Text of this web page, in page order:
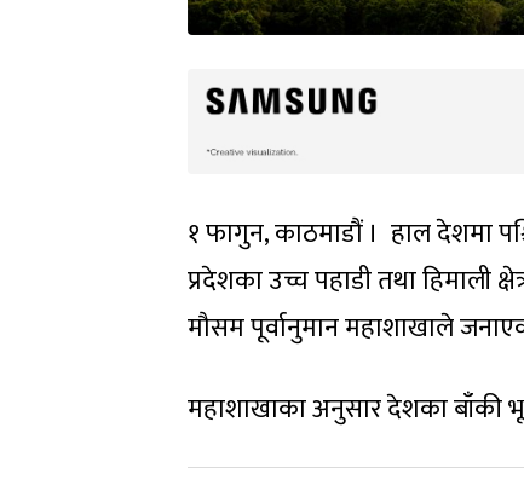
१ फागुन, काठमाडौं । हाल देशमा
प्रदेशका उच्च पहाडी तथा हिमाली
मौसम पूर्वानुमान महाशाखाले
महाशाखाका अनुसार देशका बाँकी